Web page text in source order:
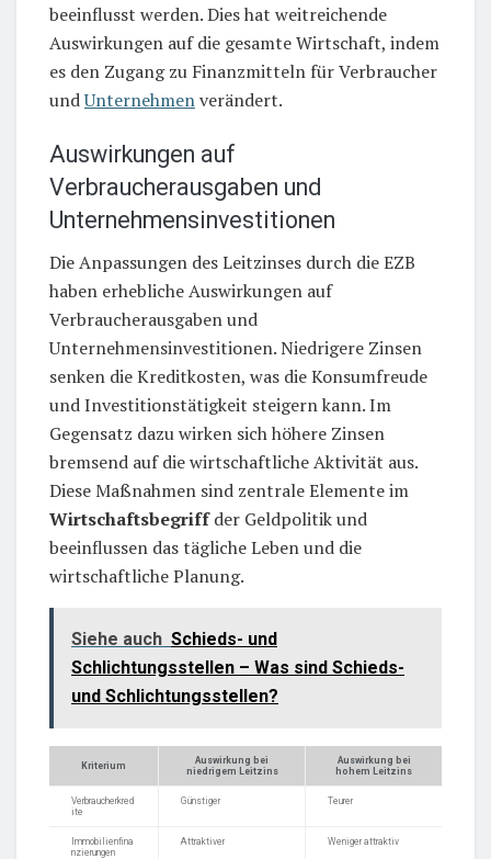
beeinflusst werden. Dies hat weitreichende
Auswirkungen auf die gesamte Wirtschaft, indem
es den Zugang zu Finanzmitteln für Verbraucher
undUnternehmenverändert.
Auswirkungen auf
Verbraucherausgaben und
Unternehmensinvestitionen
Die Anpassungen des Leitzinses durch die EZB
haben erhebliche Auswirkungen auf
Verbraucherausgaben und
Unternehmensinvestitionen. Niedrigere Zinsen
senken die Kreditkosten, was die Konsumfreude
und Investitionstätigkeit steigern kann. Im
Gegensatz dazu wirken sich höhere Zinsen
bremsend auf die wirtschaftliche Aktivität aus.
Diese Maßnahmen sind zentrale Elemente im
Wirtschaftsbegriffder Geldpolitik und
beeinflussen das tägliche Leben und die
wirtschaftliche Planung.
Siehe auch Schieds- und
Schlichtungsstellen – Was sind Schieds-
und Schlichtungsstellen?
Kriterium
Auswirkung bei
niedrigem Leitzins
Auswirkung bei
hohem Leitzins
Verbraucherkred
ite
Günstiger Teurer
Immobilienfina
nzierungen
Attraktiver Weniger attraktiv